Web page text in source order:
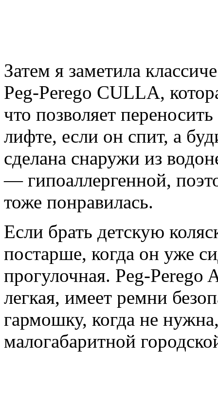
Затем я заметила
Peg-Perego CULLA,
что позволяет
лифте, если он спит, а
сделана снаружи из
— гипоаллергенной,
тоже понравилась.
Если брать детскую
постарше, когда он уже
прогулочная. Peg-
легкая, имеет ремни
гармошку, когда не
малогабаритной